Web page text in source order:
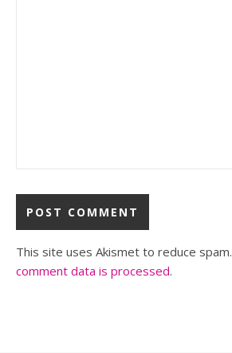
This site uses Akismet to reduce spam.
comment data is processed.